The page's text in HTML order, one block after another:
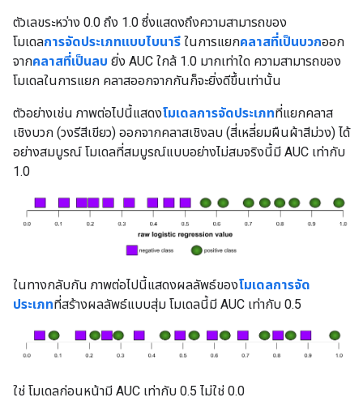
ตัวเลขระหว่าง 0.0 ถึง 1.0 ซึ่งแสดงถึงความสามารถของ
โมเดลการจัดประเภทแบบไบนารี ในการแยกคลาสที่เป็นบวกออก
จากคลาสที่เป็นลบ ยิ่ง AUC ใกล้ 1.0 มากเท่าใด ความสามารถของ
โมเดลในการแยก คลาสออกจากกันก็จะยิ่งดีขึ้นเท่านั้น
ตัวอย่างเช่น ภาพต่อไปนี้แสดงโมเดลการจัดประเภทที่แยกคลาส
เชิงบวก (วงรีสีเขียว) ออกจากคลาสเชิงลบ (สี่เหลี่ยมผืนผ้าสีม่วง) ได้
อย่างสมบูรณ์ โมเดลที่สมบูรณ์แบบอย่างไม่สมจริงนี้มี AUC เท่ากับ
1.0
ในทางกลับกัน ภาพต่อไปนี้แสดงผลลัพธ์ของโมเดลการจัด
ประเภทที่สร้างผลลัพธ์แบบสุ่ม โมเดลนี้มี AUC เท่ากับ 0.5
ใช่ โมเดลก่อนหน้ามี AUC เท่ากับ 0.5 ไม่ใช่ 0.0